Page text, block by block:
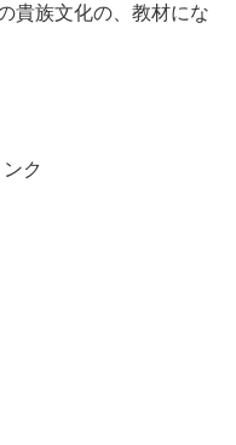
貴族文化の、教材にな
ク